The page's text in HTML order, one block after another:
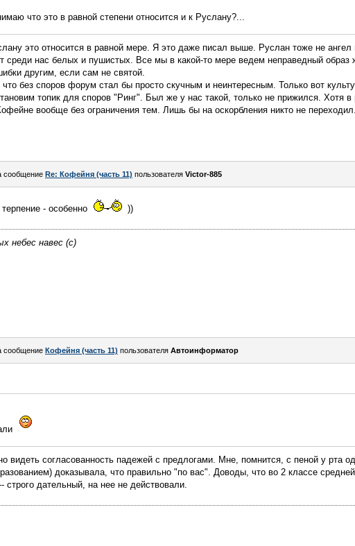
что это в равной степени относится и к Руслану?...
это относится в равной мере. Я это даже писал выше. Руслан тоже не ангел
среди нас белых и пушистых. Все мы в какой-то мере ведем неправедный
другим, если сам не святой.
без споров форум стал бы просто скучным и неинтересным. Только вот
топик для споров "Ринг". Был же у нас такой, только не прижился. Хотя
вообще без ограничения тем. Лишь бы на оскорбления никто не переходил.
сообщение Re: Кофейня (часть 11) пользователя Victor-885
- особенно ))
небес навес (с)
сообщение Кофейня (часть 11) пользователя Автоинформатор
видеть согласованность падежей с предлогами. Мне, помнится, с пеной у рта
доказывала, что правильно "по вас". Доводы, что во 2 классе
строго дательный, на нее не действовали.